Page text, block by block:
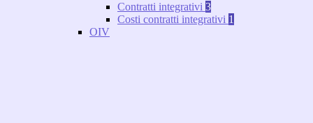
Contratti integrativi 3
Costi contratti integrativi 1
OIV